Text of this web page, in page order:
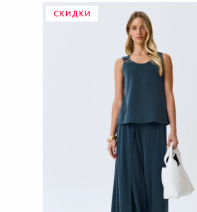
ДОБАВИТЬ В КОРЗИНУ
44 46
СКИДКИ